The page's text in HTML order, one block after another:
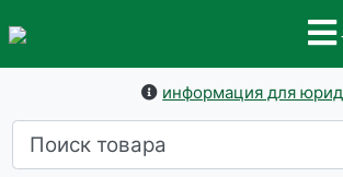
информация для